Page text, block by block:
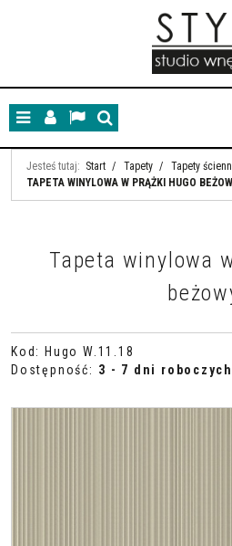
MenuPanelLangSzukaj
Jesteś tutaj: Start / Tapety / Tapety
TAPETA WINYLOWA W PRĄŻKI HUGO
Tapeta winylowa
Kod :
Hugo W.11.18
Dostępność: 3 - 7 dni roboczych